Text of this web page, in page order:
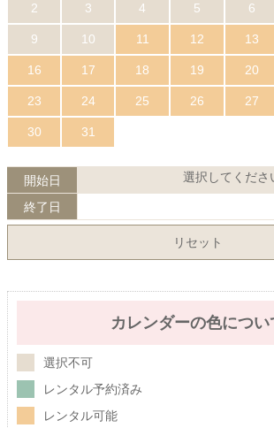
2 3 4 5 6
9 10 11 12 13
16 17 18 19 20
23 24 25 26 27
30 31
開始日 選択してくださ
終了日
リセット
カレンダーの色につい
選択不可
レンタル予約済み
レンタル可能